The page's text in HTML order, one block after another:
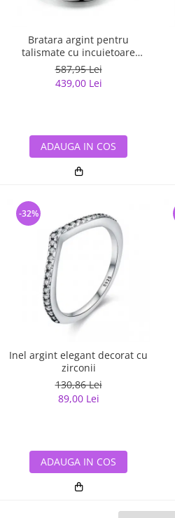
Bratara argint pentru
talismate cu incuietoare
sferica
587,95 Lei
439,00 Lei
ADAUGA IN COS
Inel argint elegant decorat cu
zirconii
130,86 Lei
89,00 Lei
-32%
ADAUGA IN COS